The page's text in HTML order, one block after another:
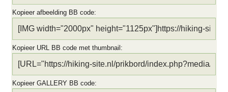
Kopieer afbeelding BB code
Kopieer URL BB code met thumbnail
Kopieer GALLERY BB code